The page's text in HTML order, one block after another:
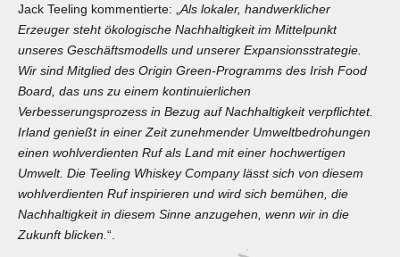
Jack Teeling kommentierte: „ Als lokaler, handwerklicher
Erzeuger steht ökologische Nachhaltigkeit im Mittelpunkt
unseres Geschäftsmodells und unserer Expansionsstrategie.
Wir sind Mitglied des Origin Green-Programms des Irish Food
Board, das uns zu einem kontinuierlichen
Verbesserungsprozess in Bezug auf Nachhaltigkeit verpflichtet.
Irland genießt in einer Zeit zunehmender Umweltbedrohungen
einen wohlverdienten Ruf als Land mit einer hochwertigen
Umwelt. Die Teeling Whiskey Company lässt sich von diesem
wohlverdienten Ruf inspirieren und wird sich bemühen, die
Nachhaltigkeit in diesem Sinne anzugehen, wenn wir in die
Zukunft blicken. “.